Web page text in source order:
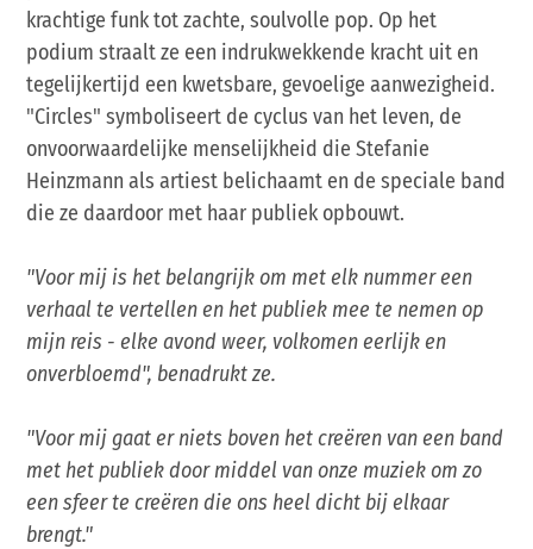
krachtige funk tot zachte, soulvolle pop. Op het
podium straalt ze een indrukwekkende kracht uit en
tegelijkertijd een kwetsbare, gevoelige aanwezigheid.
"Circles" symboliseert de cyclus van het leven, de
onvoorwaardelijke menselijkheid die Stefanie
Heinzmann als artiest belichaamt en de speciale band
die ze daardoor met haar publiek opbouwt.
"Voor mij is het belangrijk om met elk nummer een
verhaal te vertellen en het publiek mee te nemen op
mijn reis - elke avond weer, volkomen eerlijk en
onverbloemd", benadrukt ze.
"Voor mij gaat er niets boven het creëren van een band
met het publiek door middel van onze muziek om zo
een sfeer te creëren die ons heel dicht bij elkaar
brengt."